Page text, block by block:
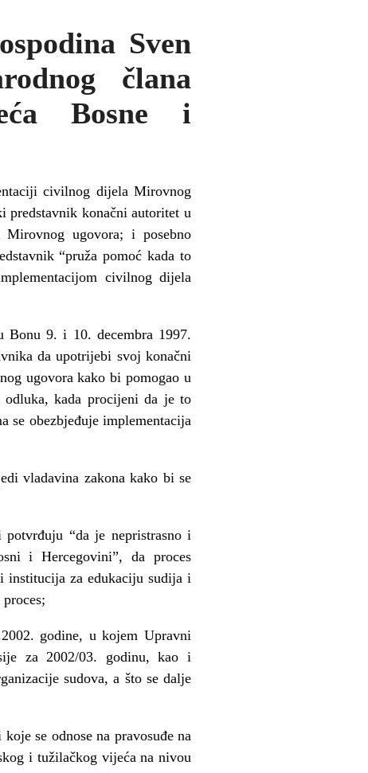
Sven
člana
Bosne i
civilnog dijela Mirovnog
predstavnik konačni autoritet u
ugovora; i posebno
“pruža pomoć kada to
civilnog dijela
Bonu 9. i 10. decembra 1997.
da upotrijebi svoj konačni
ugovora kako bi pomogao u
odluka, kada procijeni da je to
se obezbjeđuje implementacija
vladavina zakona kako bi se
“da je nepristrasno i
i Hercegovini”, da proces
institucija za edukaciju sudija i
godine, u kojem Upravni
za 2002/03. godinu, kao i
sudova, a što se dalje
se odnose na pravosuđe na
i tužilačkog vijeća na nivou